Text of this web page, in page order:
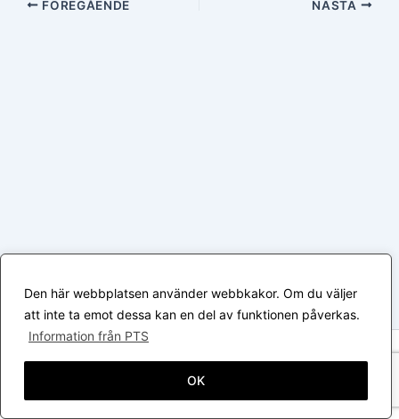
Den här webbplatsen använder webbkakor. Om du väljer
att inte ta emot dessa kan en del av funktionen påverkas.
Information från PTS
OK
FÖREGÅENDE NÄSTA
Upphovsrätt © 2026 Värmlands Kattklubb | Drivs medAstra
WordPress-tema